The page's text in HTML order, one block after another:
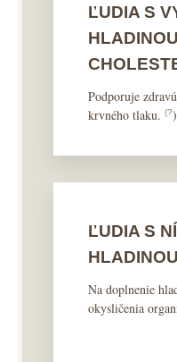
ĽUDIA S
HLADINOU
Podporuje
krvného tlaku.(?)
ĽUDIA S
Na doplnenie
okysličenia